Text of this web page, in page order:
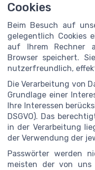
Cookies
Beim Besuch auf
gelegentlich Cookies
auf Ihrem Rechner
Browser speichert.
nutzerfreundlich,
Die Verarbeitung von
Grundlage einer
Ihre Interessen
DSGVO). Das
in der Verarbeitung
der Verwendung der
Passwörter werden
meisten der von uns